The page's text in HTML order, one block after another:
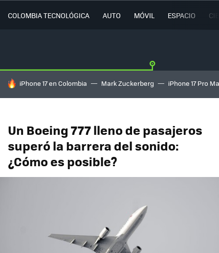
COLOMBIA TECNOLÓGICA AUTO MÓVIL ESPACIO
HOY SE HABLA DE
iPhone 17 en Colombia Mark Zuckerberg iPhone 17 Pro
Un Boeing 777 lleno de pasajeros
superó la barrera del sonido:
¿Cómo es posible?